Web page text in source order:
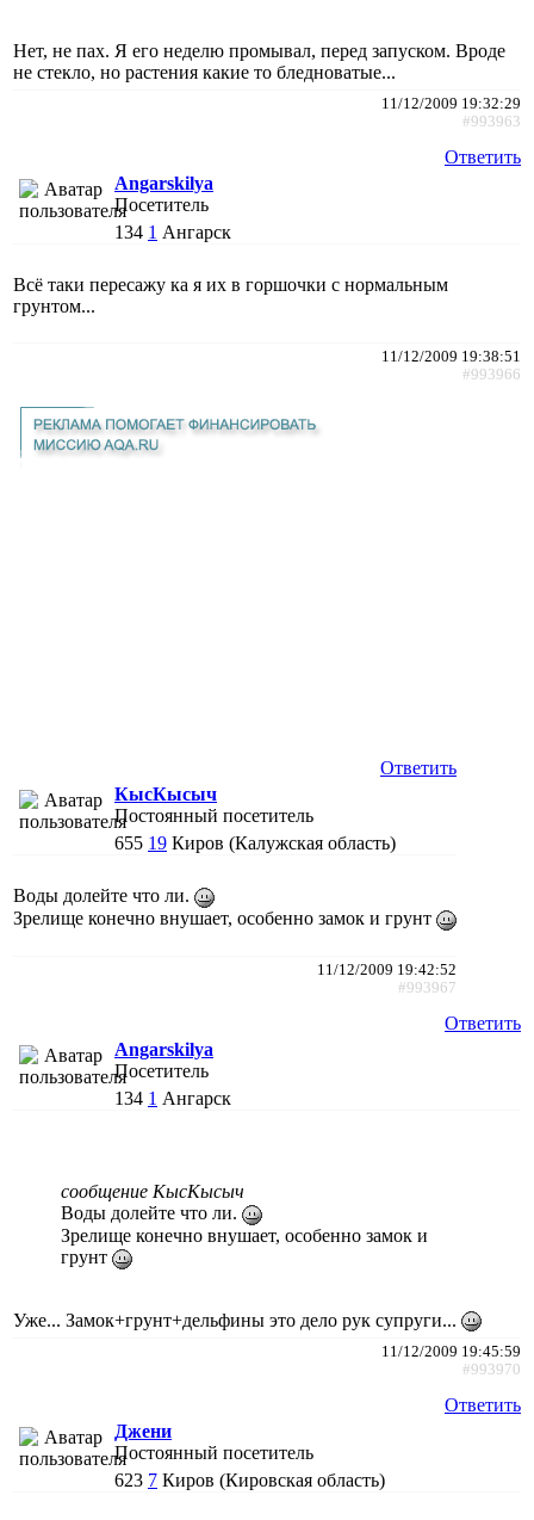
Нет, не пах. Я его неделю промывал, перед запуском. Вроде
не стекло, но растения какие то бледноватые...
11/12/2009 19:32:29
#993963
Ответить
Angarskilya
Посетитель
134 1 Ангарск
Всё таки пересажу ка я их в горшочки с нормальным
грунтом...
11/12/2009 19:38:51
#993966
Ответить
КысКысыч
Постоянный посетитель
655 19 Киров (Калужская область)
Воды долейте что ли.
Зрелище конечно внушает, особенно замок и грунт
11/12/2009 19:42:52
#993967
Ответить
Angarskilya
Посетитель
134 1 Ангарск
сообщение КысКысыч
Воды долейте что ли.
Зрелище конечно внушает, особенно замок и
грунт
Уже... Замок+грунт+дельфины это дело рук супруги...
11/12/2009 19:45:59
#993970
Ответить
Джени
Постоянный посетитель
623 7 Киров (Кировская область)